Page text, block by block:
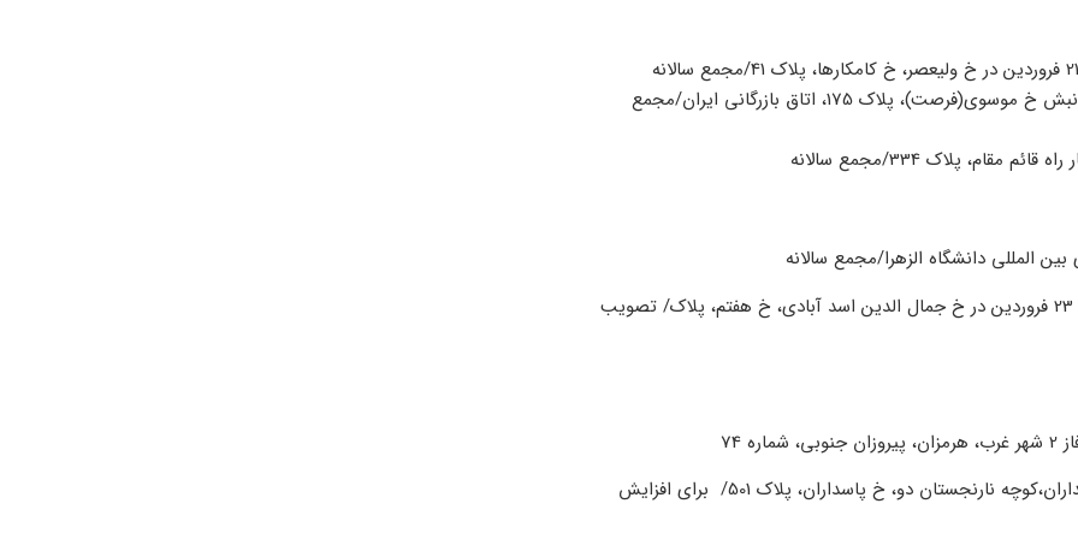
ساعت 14 سه شنبه 29 فروردین در خ طالقانی، نبش خ موسوی(فرصت)، پلاک 175، اتاق بازرگانی ایران/مجمع
ساعت 11 و 11:30 و 12 چهارشنبه 23 فروردین در خ جمال الدین اسد آبادی، خ هفتم، پلاک/ تصویب
ساعت 9 شنبه 26 فروردین در پاسداران،کوچه نارنجستان دو، خ پاسداران، پلاک 501/ برای افزایش